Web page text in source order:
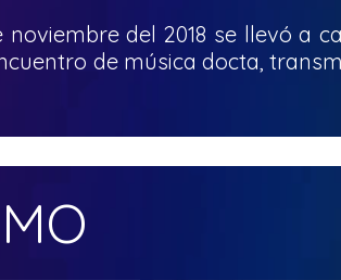
del 2018 se llevó a
de música docta,